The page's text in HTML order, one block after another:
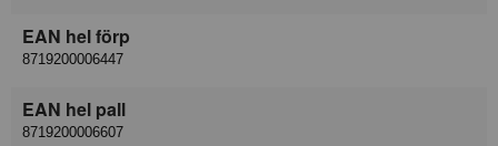
EAN hel förp
8719200006447
EAN hel pall
8719200006607